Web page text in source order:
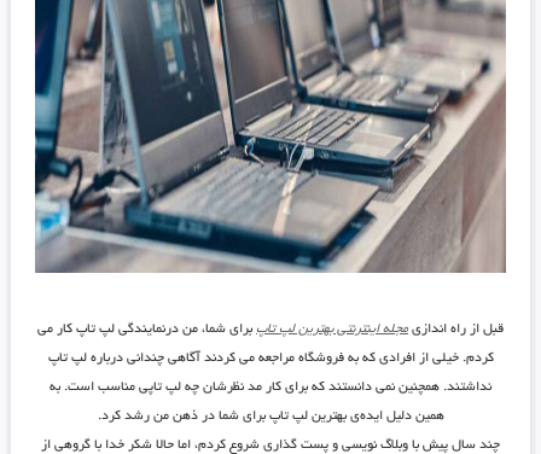
قبل از راه اندازی مجله اینترنتی بهترین لپ تاپبرای شما، من درنمایندگی لپ تاپ کار می
کردم. خیلی از افرادی که به فروشگاه مراجعه می کردند آگاهی چندانی درباره لپ تاپ
نداشتند. همچنین نمی دانستند که برای کار مد نظرشان چه لپ تاپی مناسب است. به
همین دلیل ایده‌ی بهترین لپ تاپ برای شما در ذهن من رشد کرد.
چند سال پیش با وبلاگ نویسی و پست گذاری شروع کردم، اما حالا شکر خدا با گروهی از